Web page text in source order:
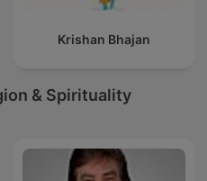
Krishan Bhajan
& Spirituality